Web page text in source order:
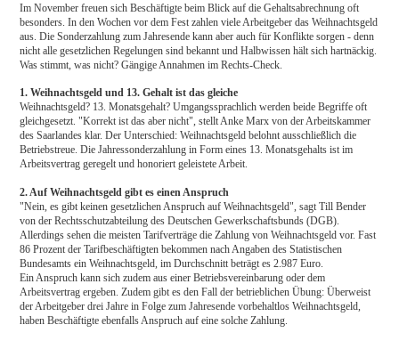
Im November freuen sich Beschäftigte beim Blick auf die Gehaltsabrechnung oft
besonders. In den Wochen vor dem Fest zahlen viele Arbeitgeber das Weihnachtsgeld
aus. Die Sonderzahlung zum Jahresende kann aber auch für Konflikte sorgen - denn
nicht alle gesetzlichen Regelungen sind bekannt und Halbwissen hält sich hartnäckig.
Was stimmt, was nicht? Gängige Annahmen im Rechts-Check.
1. Weihnachtsgeld und 13. Gehalt ist das gleiche
Weihnachtsgeld? 13. Monatsgehalt? Umgangssprachlich werden beide Begriffe oft
gleichgesetzt. "Korrekt ist das aber nicht", stellt Anke Marx von der Arbeitskammer
des Saarlandes klar. Der Unterschied: Weihnachtsgeld belohnt ausschließlich die
Betriebstreue. Die Jahressonderzahlung in Form eines 13. Monatsgehalts ist im
Arbeitsvertrag geregelt und honoriert geleistete Arbeit.
2. Auf Weihnachtsgeld gibt es einen Anspruch
"Nein, es gibt keinen gesetzlichen Anspruch auf Weihnachtsgeld", sagt Till Bender
von der Rechtsschutzabteilung des Deutschen Gewerkschaftsbunds (DGB).
Allerdings sehen die meisten Tarifverträge die Zahlung von Weihnachtsgeld vor. Fast
86 Prozent der Tarifbeschäftigten bekommen nach Angaben des Statistischen
Bundesamts ein Weihnachtsgeld, im Durchschnitt beträgt es 2.987 Euro.
Ein Anspruch kann sich zudem aus einer Betriebsvereinbarung oder dem
Arbeitsvertrag ergeben. Zudem gibt es den Fall der betrieblichen Übung: Überweist
der Arbeitgeber drei Jahre in Folge zum Jahresende vorbehaltlos Weihnachtsgeld,
haben Beschäftigte ebenfalls Anspruch auf eine solche Zahlung.